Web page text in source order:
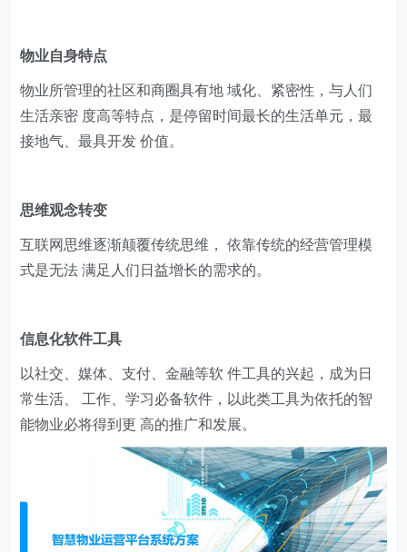
物业自身特点
物业所管理的社区和商圈具有地 域化、紧密性，与人们
生活亲密 度高等特点，是停留时间最长的生活单元，最
接地气、最具开发 价值。
思维观念转变
互联网思维逐渐颠覆传统思维， 依靠传统的经营管理模
式是无法 满足人们日益增长的需求的。
信息化软件工具
以社交、媒体、支付、金融等软 件工具的兴起，成为日
常生活、 工作、学习必备软件，以此类工具为依托的智
能物业必将得到更 高的推广和发展。